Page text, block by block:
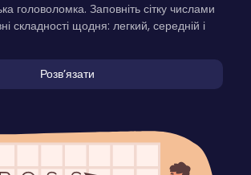
головоломка. Заповніть сітку числами
складності щодня: легкий, середній і
Розвʼязати